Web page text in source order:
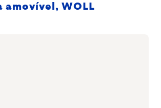
WOLL